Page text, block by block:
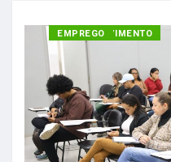
DESENVOLVIMENTO
EMPREGO